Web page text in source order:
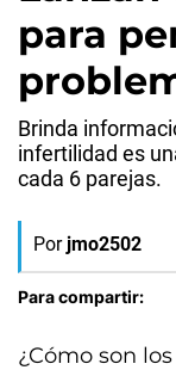
para
Brinda
infertilidad es
cada 6 parejas.
Por jmo2502
Para compartir:
¿Cómo son